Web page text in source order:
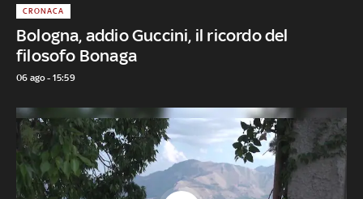
Bologna, addio Guccini, il ricordo del
filosofo Bonaga
CRONACA
06 ago - 15:59